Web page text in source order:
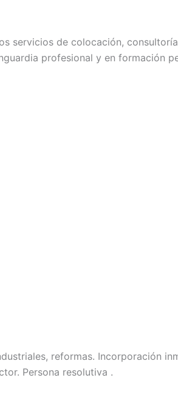
servicios de colocación,
profesional y en formación
reformas. Incorporación
Persona resolutiva .